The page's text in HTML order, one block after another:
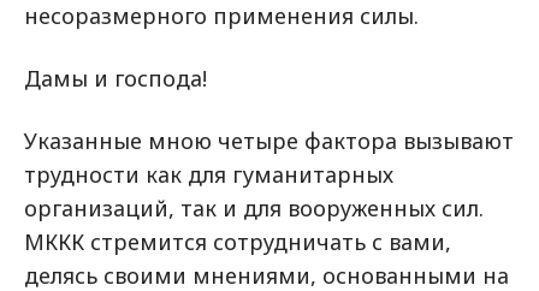
несоразмерного применения силы.
Дамы и господа!
Указанные мною четыре фактора вызывают
трудности как для гуманитарных
организаций, так и для вооруженных сил.
МККК стремится сотрудничать с вами,
делясь своими мнениями, основанными на